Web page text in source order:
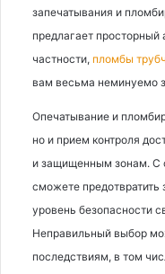
запечатывания и
предлагает
частности, пломбы
вам весьма неминуемо
Опечатывание и
но и прием контроля
и защищенным зонам. С
сможете предотвратить
уровень безопасности
Неправильный выбор
последствиям, в том